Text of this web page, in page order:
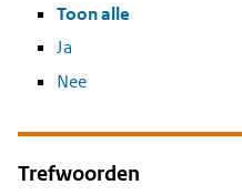
Toon alle
Ja
Nee
Trefwoorden